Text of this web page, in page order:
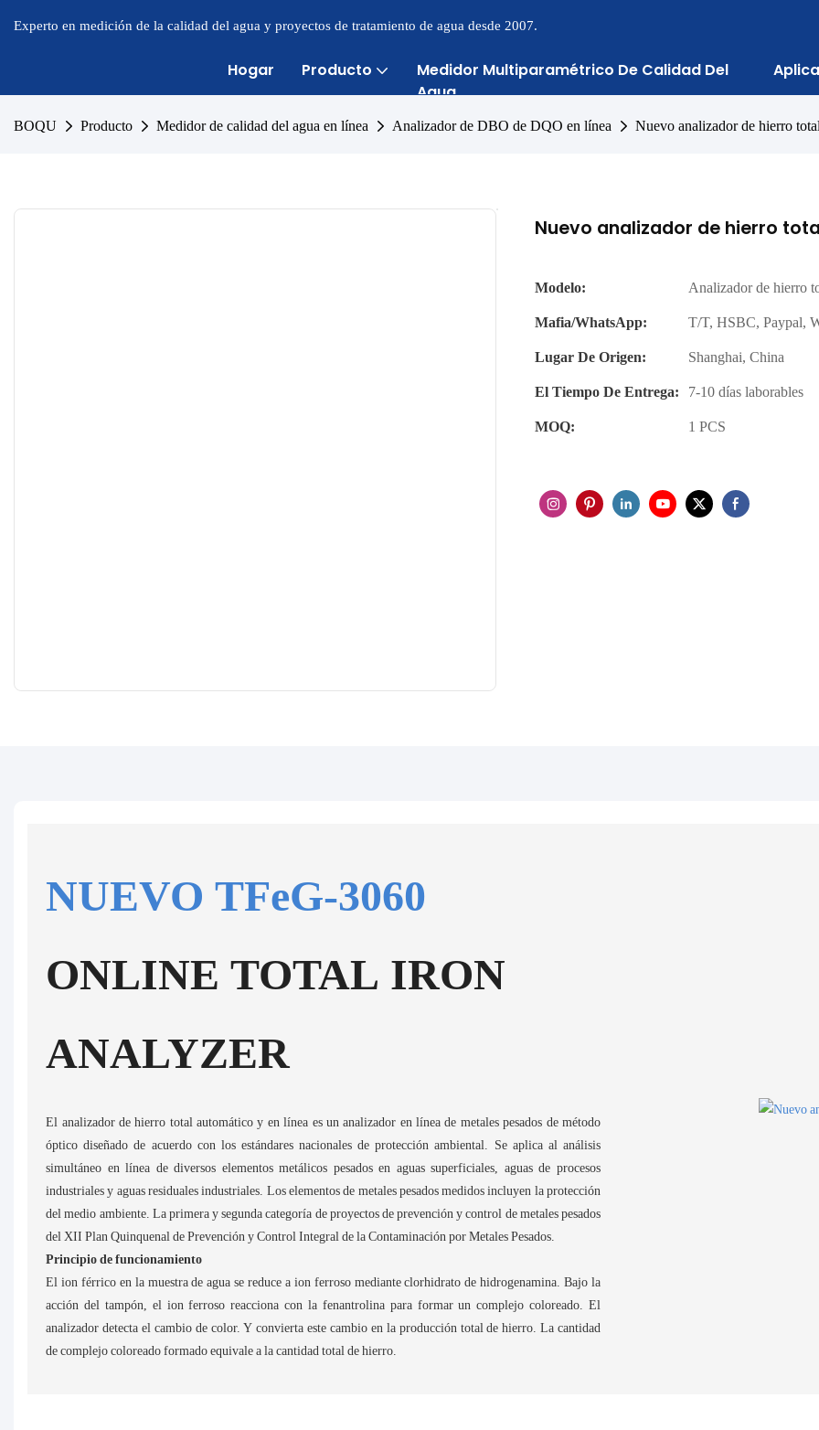
Experto en medición de la calidad del agua y proyectos de tratamiento de agua desde 2007.
Hogar Producto
Medidor Multiparamétrico De Calidad Del
Agua
BOQU Producto Medidor de calidad del agua en línea Analizador de DBO de DQO en línea Nuevo analizador de hierro
Nuevo analizador de hierro
Modelo:
Analizador de hierro
Mafia/WhatsApp:
T/T, HSBC, Paypal,
Lugar De Origen:
Shanghai, China
El Tiempo De Entrega:
7-10 días laborables
MOQ:
1 PCS
NUEVO TFeG-3060
ONLINE TOTAL IRON
ANALYZER
El analizador de hierro total automático y en línea es un analizador en línea de metales pesados ​​de método
óptico diseñado de acuerdo con los estándares nacionales de protección ambiental. Se aplica al análisis
simultáneo en línea de diversos elementos metálicos pesados ​​en aguas superficiales, aguas de procesos
industriales y aguas residuales industriales. Los elementos de metales pesados ​​medidos incluyen la protección
del medio ambiente. La primera y segunda categoría de proyectos de prevención y control de metales pesados
​​del XII Plan Quinquenal de Prevención y Control Integral de la Contaminación por Metales Pesados.
Principio de funcionamiento
El ion férrico en la muestra de agua se reduce a ion ferroso mediante clorhidrato de hidrogenamina. Bajo la
acción del tampón, el ion ferroso reacciona con la fenantrolina para formar un complejo coloreado. El
analizador detecta el cambio de color. Y convierta este cambio en la producción total de hierro. La cantidad
de complejo coloreado formado equivale a la cantidad total de hierro.